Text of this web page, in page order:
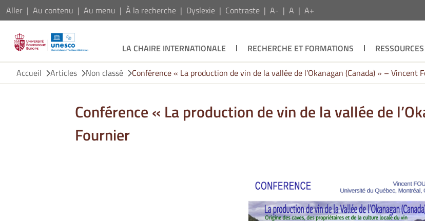
Aller Au contenu Au menu À la recherche Dyslexie Contraste A- A A+
LA CHAIRE INTERNATIONALE RECHERCHE ET FORMATIONS
Accueil
Articles Non classé Conférence « La production de vin de la vallée de l’Okanagan (Canada) » – Vincent
Conférence « La production de vin de la vallée de
Fournier